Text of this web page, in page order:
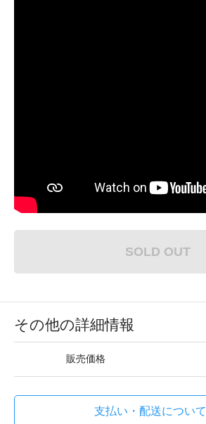
SOLD OUT
その他の詳細情報
販売価格
支払い・配送について